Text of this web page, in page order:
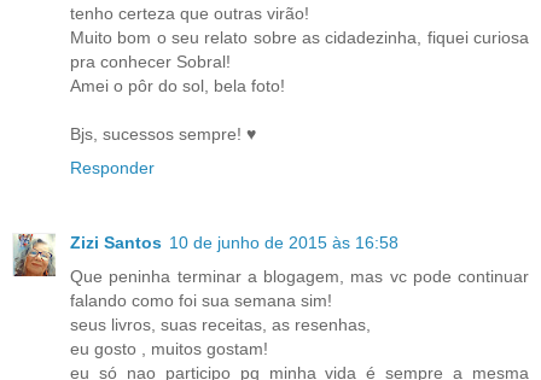
tenho certeza que outras virão!
Muito bom o seu relato sobre as cidadezinha, fiquei curiosa
pra conhecer Sobral!
Amei o pôr do sol, bela foto!
Bjs, sucessos sempre! ♥
Responder
Zizi Santos 10 de junho de 2015 às 16:58
Que peninha terminar a blogagem, mas vc pode continuar
falando como foi sua semana sim!
seus livros, suas receitas, as resenhas,
eu gosto , muitos gostam!
eu só nao participo pq minha vida é sempre a mesma